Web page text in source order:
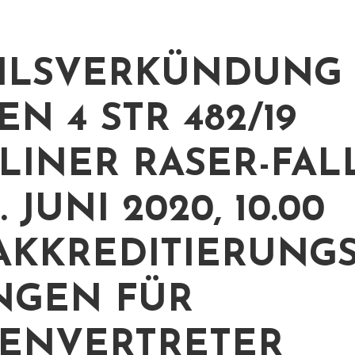
4 STR 482/19
RASER-
JUNI 2020, 10.00
FÜR